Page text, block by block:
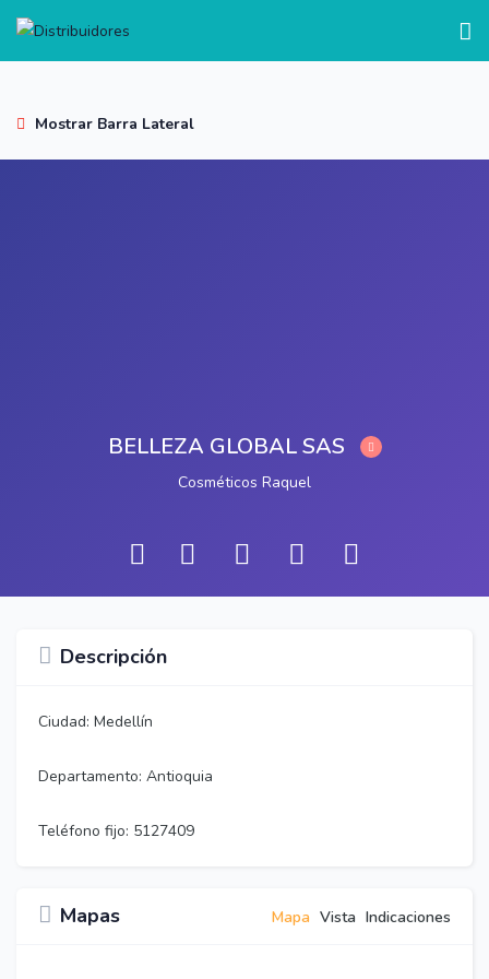
test
Mostrar Barra Lateral
BELLEZA GLOBAL SAS
Cosméticos Raquel
Descripción
Ciudad: Medellín
Departamento: Antioquia
Teléfono fijo: 5127409
Mapas Mapa Vista Indicaciones